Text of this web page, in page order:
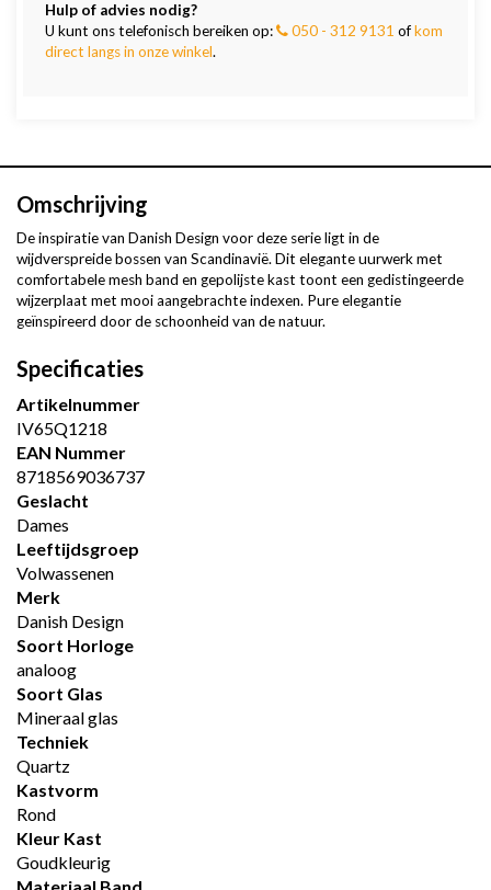
Hulp of advies nodig?
U kunt ons telefonisch bereiken op:
050 - 312 9131 ofkom
direct langs in onze winkel.
Omschrijving
De inspiratie van Danish Design voor deze serie ligt in de
wijdverspreide bossen van Scandinavië. Dit elegante uurwerk met
comfortabele mesh band en gepolijste kast toont een gedistingeerde
wijzerplaat met mooi aangebrachte indexen. Pure elegantie
geïnspireerd door de schoonheid van de natuur.
Specificaties
Artikelnummer
IV65Q1218
EAN Nummer
8718569036737
Geslacht
Dames
Leeftijdsgroep
Volwassenen
Merk
Danish Design
Soort Horloge
analoog
Soort Glas
Mineraal glas
Techniek
Quartz
Kastvorm
Rond
Kleur Kast
Goudkleurig